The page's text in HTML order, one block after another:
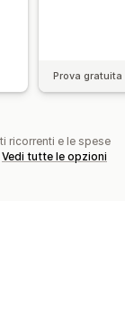
Prova
ricorrenti e le spese
Vedi tutte le opzioni